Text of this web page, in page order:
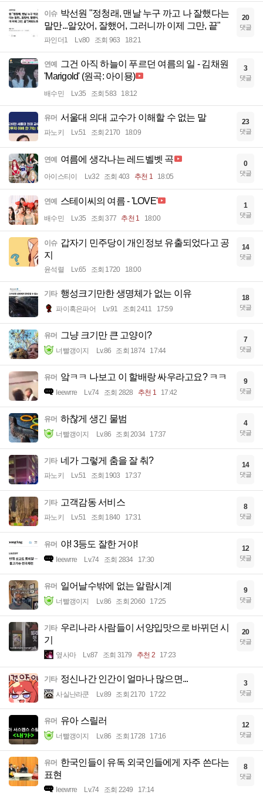
이슈 박선원 "정청래, 맨날 누구 까고 나 잘했다는
말만...알았어, 잘했어, 그러니까 이제 그만, 끝"
파인더1 Lv.80 조회 963 18:21
20
댓글
연예
그건 아직 하늘이 푸르던 여름의 일 - 김채원
'Marigold' (원곡: 아이묭)
배수민 Lv.35 조회 583 18:12
3
댓글
유머 서울대 의대 교수가 이해할 수 없는 말
파노키 Lv.51 조회 2170 18:09
23
댓글
연예 여름에 생각나는 레드벨벳 곡
아이스티이 Lv.32 조회 403 추천 1 18:05
0
댓글
연예 스테이씨의 여름 - 'LOVE'
배수민 Lv.35 조회 377 추천 1 18:00
1
댓글
이슈 갑자기 민주당이 개인정보 유출되었다고 공
지
윤석렬 Lv.65 조회 1720 18:00
14
댓글
기타 행성크기만한 생명체가 없는 이유
파이혹은파어 Lv.91 조회 2411 17:59
18
댓글
유머 그냥 크기만 큰 고양이?
너빨갱이지 Lv.86 조회 1874 17:44
7
댓글
유머 앜ㅋㅋ 나보고 이 할배랑 싸우라고요? ㅋㅋ
Ieewrre Lv.74 조회 2828 추천 1 17:42
9
댓글
유머 하찮게 생긴 물범
너빨갱이지 Lv.86 조회 2034 17:37
4
댓글
기타 네가 그렇게 춤을 잘 춰?
파노키 Lv.51 조회 1903 17:37
14
댓글
기타 고객감동 서비스
파노키 Lv.51 조회 1840 17:31
8
댓글
유머 야! 3등도 잘한 거야!
Ieewrre Lv.74 조회 2834 17:30
12
댓글
유머 일어날수밖에 없는 알람시계
너빨갱이지 Lv.86 조회 2060 17:25
9
댓글
기타 우리나라 사람들이 서양입맛으로 바뀌던 시
기
옆사마 Lv.87 조회 3179 추천 2 17:23
20
댓글
기타 정신나간 인간이 얼마나 많으면...
사실난라쿤 Lv.89 조회 2170 17:22
3
댓글
유머 유아 스릴러
너빨갱이지 Lv.86 조회 1728 17:16
12
댓글
유머 한국인들이 유독 외국인들에게 자주 쓴다는
표현
Ieewrre Lv.74 조회 2249 17:14
8
댓글